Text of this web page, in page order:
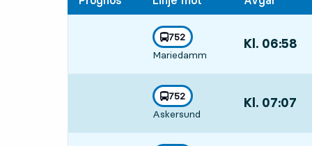
linje
752
mot
Mariedamm
, Kl. 06:58,
linje
752
mot
Askersund
, Kl. 07:07